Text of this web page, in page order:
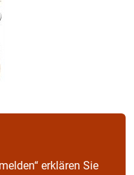
erklären Sie